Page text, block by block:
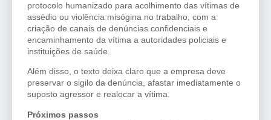
protocolo humanizado para acolhimento das vítimas de
assédio ou violência misógina no trabalho, com a
criação de canais de denúncias confidenciais e
encaminhamento da vítima a autoridades policiais e
instituições de saúde.
Além disso, o texto deixa claro que a empresa deve
preservar o sigilo da denúncia, afastar imediatamente o
suposto agressor e realocar a vítima.
Próximos passos